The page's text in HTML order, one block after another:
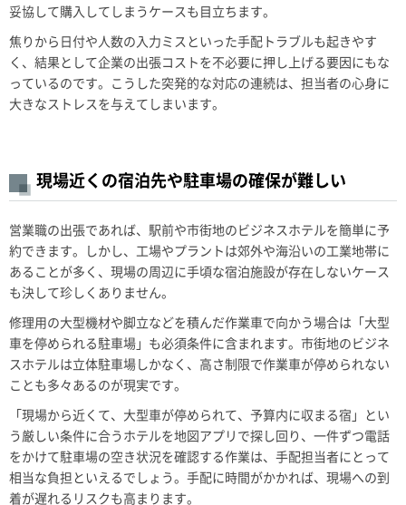
妥協して購入してしまうケースも目立ちます。
焦りから日付や人数の入力ミスといった手配トラブルも起きやす
く、結果として企業の出張コストを不必要に押し上げる要因にもな
っているのです。こうした突発的な対応の連続は、担当者の心身に
大きなストレスを与えてしまいます。
現場近くの宿泊先や駐車場の確保が難しい
営業職の出張であれば、駅前や市街地のビジネスホテルを簡単に予
約できます。しかし、工場やプラントは郊外や海沿いの工業地帯に
あることが多く、現場の周辺に手頃な宿泊施設が存在しないケース
も決して珍しくありません。
修理用の大型機材や脚立などを積んだ作業車で向かう場合は「大型
車を停められる駐車場」も必須条件に含まれます。市街地のビジネ
スホテルは立体駐車場しかなく、高さ制限で作業車が停められない
ことも多々あるのが現実です。
「現場から近くて、大型車が停められて、予算内に収まる宿」とい
う厳しい条件に合うホテルを地図アプリで探し回り、一件ずつ電話
をかけて駐車場の空き状況を確認する作業は、手配担当者にとって
相当な負担といえるでしょう。手配に時間がかかれば、現場への到
着が遅れるリスクも高まります。